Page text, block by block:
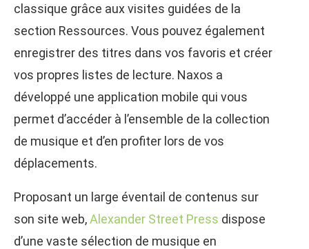
classique grâce aux visites guidées de la
section Ressources. Vous pouvez également
enregistrer des titres dans vos favoris et créer
vos propres listes de lecture. Naxos a
développé une application mobile qui vous
permet d’accéder à l’ensemble de la collection
de musique et d’en profiter lors de vos
déplacements.
Proposant un large éventail de contenus sur
son site web,Alexander Street Press dispose
d’une vaste sélection de musique en